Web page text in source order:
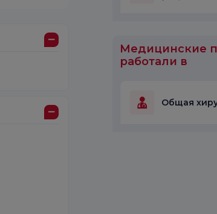
Медицинские
работали в
Общая